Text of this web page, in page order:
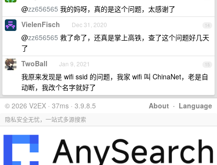
@zz656565 我的妈呀，真的是这个问题，太感谢了
14
VielenFisch Dec 31, 2020
@zz656565 救了命了，还真是掌上高铁，查了这个问题好几天
了
15
TwoBall Jan 9, 2021
我原来发现是 wifi ssid 的问题，我家 wifi 叫 ChinaNet，老是自
动断，我改个名字就好了
About · Language
© 2026 V2EX · 37ms · 3.9.8.5
隐私安全无忧，一站式多源搜索